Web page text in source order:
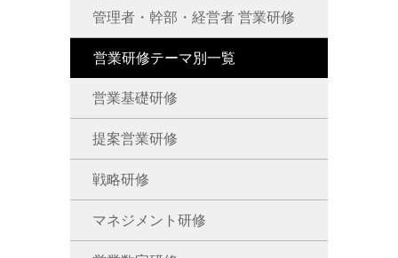
管理者・幹部・経営者 営業研修
営業研修テーマ別一覧
営業基礎研修
提案営業研修
戦略研修
マネジメント研修